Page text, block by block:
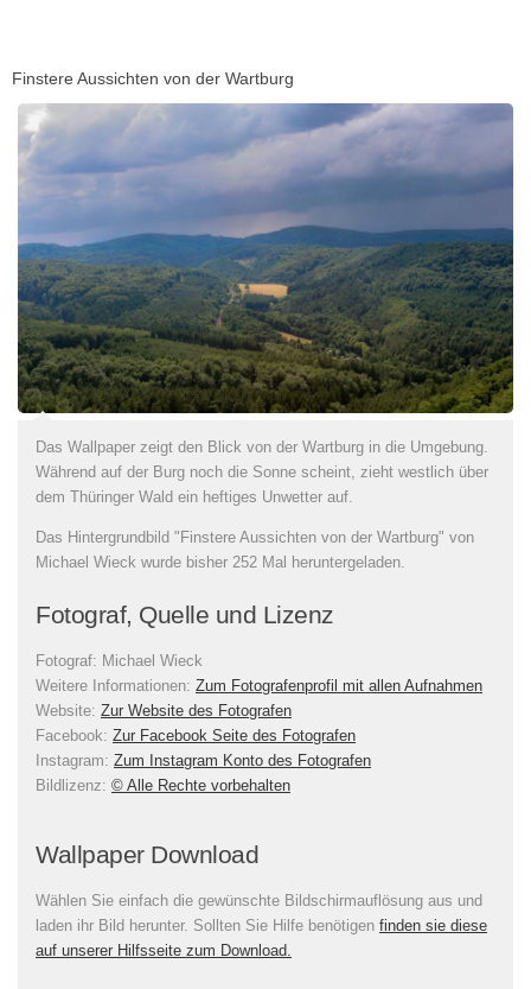
Finstere Aussichten von der Wartburg
Das Wallpaper zeigt den Blick von der Wartburg in die Umgebung.
Während auf der Burg noch die Sonne scheint, zieht westlich über
dem Thüringer Wald ein heftiges Unwetter auf.
Das Hintergrundbild "Finstere Aussichten von der Wartburg" von
Michael Wieck wurde bisher 252 Mal heruntergeladen.
Fotograf, Quelle und Lizenz
Fotograf: Michael Wieck
Weitere Informationen: Zum Fotografenprofil mit allen Aufnahmen
Website: Zur Website des Fotografen
Facebook: Zur Facebook Seite des Fotografen
Instagram: Zum Instagram Konto des Fotografen
Bildlizenz: © Alle Rechte vorbehalten
Wallpaper Download
Wählen Sie einfach die gewünschte Bildschirmauflösung aus und
laden ihr Bild herunter. Sollten Sie Hilfe benötigen finden sie diese
auf unserer Hilfsseite zum Download.